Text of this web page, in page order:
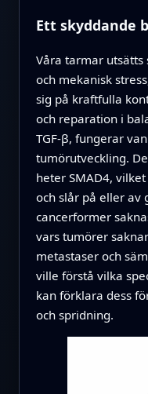
Ett skyddande
Våra tarmar
och mekanisk
sig på kraftfulla
och reparation i
TGF‑β, fungerar
tumörutveckling.
heter SMAD4,
och slår på eller av
cancerformer
vars tumörer
metastaser och
ville förstå vilka
kan förklara dess
och spridning.